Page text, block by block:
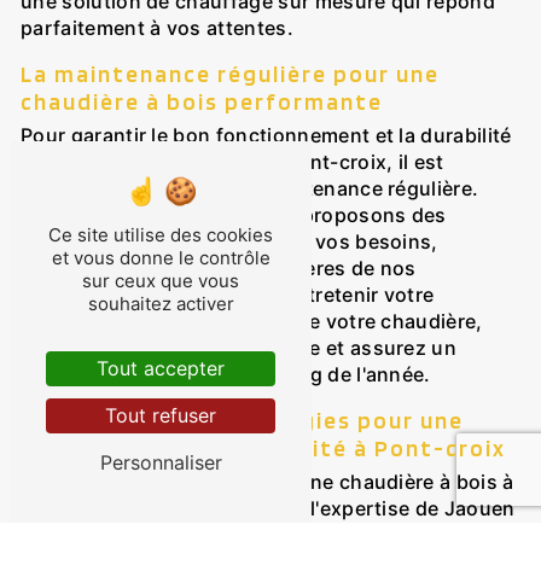
parfaitement à vos attentes.
La maintenance régulière pour une
chaudière à bois performante
Pour garantir le bon fonctionnement et la durabilité
de votre chaudière à bois à Pont-croix, il est
essentiel de réaliser une maintenance régulière.
Chez Jaouen Energies, nous proposons des
contrats d'entretien adaptés à vos besoins,
comprenant des visites régulières de nos
techniciens pour vérifier et entretenir votre
installation. En prenant soin de votre chaudière,
vous prolongez sa durée de vie et assurez un
chauffage efficace tout au long de l'année.
Contactez Jaouen Energies pour une
chaudière à bois de qualité à Pont-croix
Si vous envisagez d'installer une chaudière à bois à
Pont-croix, faites confiance à l'expertise de Jaouen
Ce site utilise des cookies
et vous donne le contrôle
sur ceux que vous
souhaitez activer
Tout accepter
Tout refuser
Personnaliser